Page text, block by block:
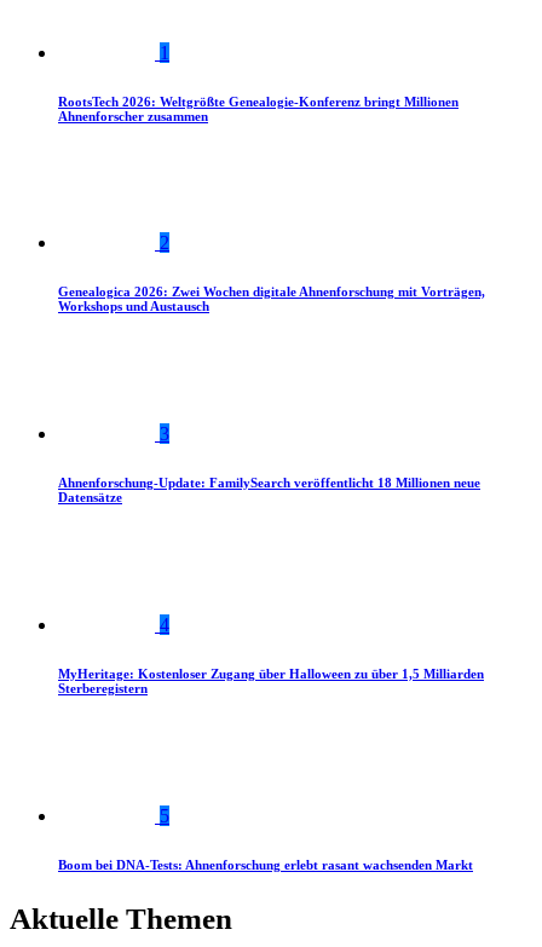
1
RootsTech 2026: Weltgrößte Genealogie-Konferenz bringt Millionen
Ahnenforscher zusammen
2
Genealogica 2026: Zwei Wochen digitale Ahnenforschung mit Vorträgen,
Workshops und Austausch
3
Ahnenforschung-Update: FamilySearch veröffentlicht 18 Millionen neue
Datensätze
4
MyHeritage: Kostenloser Zugang über Halloween zu über 1,5 Milliarden
Sterberegistern
5
Boom bei DNA-Tests: Ahnenforschung erlebt rasant wachsenden Markt
Aktuelle Themen